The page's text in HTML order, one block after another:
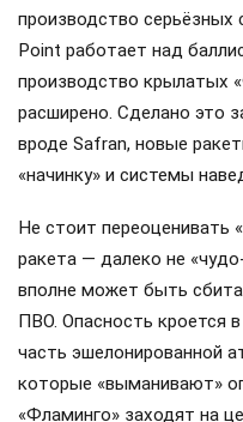
производство серьёзных
Point работает над
производство крылатых
расширено. Сделано это
вроде Safran, новые
«начинку» и системы
Не стоит переоценивать
ракета — далеко не
вполне может быть
ПВО. Опасность кроется
часть эшелонированной
которые «выманивают»
«Фламинго» заходят на